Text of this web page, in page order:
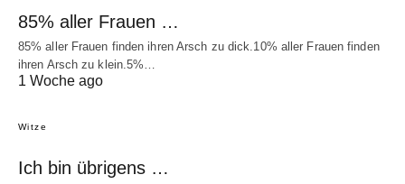
85% aller Frauen …
85% aller Frauen finden ihren Arsch zu dick.10% aller Frauen finden
ihren Arsch zu klein.5%…
1 Woche ago
Witze
Ich bin übrigens …